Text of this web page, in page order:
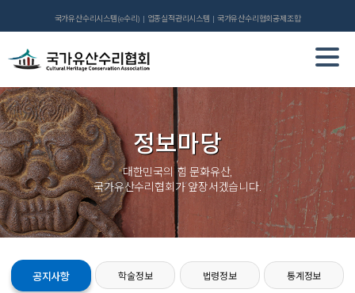
국가유산수리시스템(e수리) 업종실적관리시스템 국가유산수리협회공제조합
정보마당
대한민국의 힘 문화유산,
국가유산수리협회가 앞장서겠습니다.
공지사항 학술정보 법령정보 통계정보